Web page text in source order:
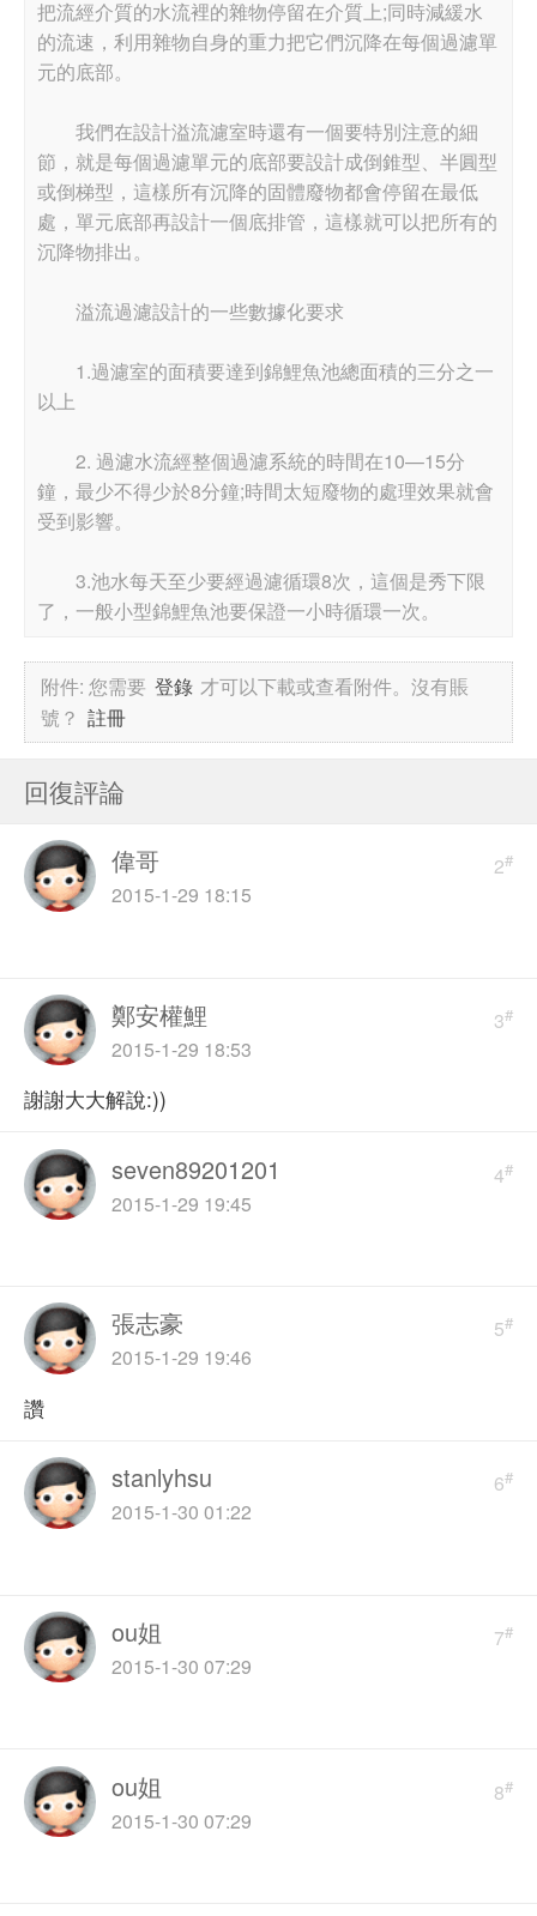
把流經介質的水流裡的雜物停留在介質上;同時減緩水
的流速，利用雜物自身的重力把它們沉降在每個過濾單
元的底部。
我們在設計溢流濾室時還有一個要特別注意的細
節，就是每個過濾單元的底部要設計成倒錐型、半圓型
或倒梯型，這樣所有沉降的固體廢物都會停留在最低
處，單元底部再設計一個底排管，這樣就可以把所有的
沉降物排出。
溢流過濾設計的一些數據化要求
1.過濾室的面積要達到錦鯉魚池總面積的三分之一
以上
2. 過濾水流經整個過濾系統的時間在10—15分
鐘，最少不得少於8分鐘;時間太短廢物的處理效果就會
受到影響。
3.池水每天至少要經過濾循環8次，這個是秀下限
了，一般小型錦鯉魚池要保證一小​​時循環一次。
附件:您需要 登錄 才可以下載或查看附件。沒有賬
號？ 註冊
回復評論
2#
偉哥
2015-1-29 18:15
3#
鄭安權鯉
2015-1-29 18:53
謝謝大大解說:))
4#
seven89201201
2015-1-29 19:45
5#
張志豪
2015-1-29 19:46
讚
6#
stanlyhsu
2015-1-30 01:22
7#
ou姐
2015-1-30 07:29
8#
ou姐
2015-1-30 07:29